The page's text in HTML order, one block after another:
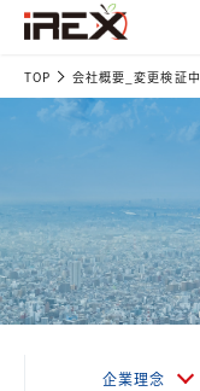
TOP 会社概要_変更検証中
企業理念